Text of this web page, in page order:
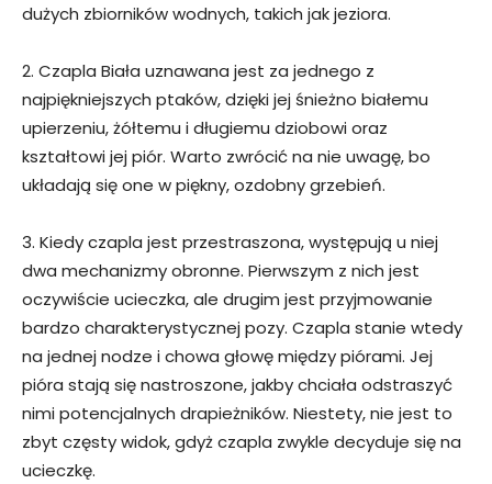
dużych zbiorników wodnych, takich jak jeziora.
2. Czapla Biała uznawana jest za jednego z
najpiękniejszych ptaków, dzięki jej śnieżno białemu
upierzeniu, żółtemu i długiemu dziobowi oraz
kształtowi jej piór. Warto zwrócić na nie uwagę, bo
układają się one w piękny, ozdobny grzebień.
3. Kiedy czapla jest przestraszona, występują u niej
dwa mechanizmy obronne. Pierwszym z nich jest
oczywiście ucieczka, ale drugim jest przyjmowanie
bardzo charakterystycznej pozy. Czapla stanie wtedy
na jednej nodze i chowa głowę między piórami. Jej
pióra stają się nastroszone, jakby chciała odstraszyć
nimi potencjalnych drapieżników. Niestety, nie jest to
zbyt częsty widok, gdyż czapla zwykle decyduje się na
ucieczkę.